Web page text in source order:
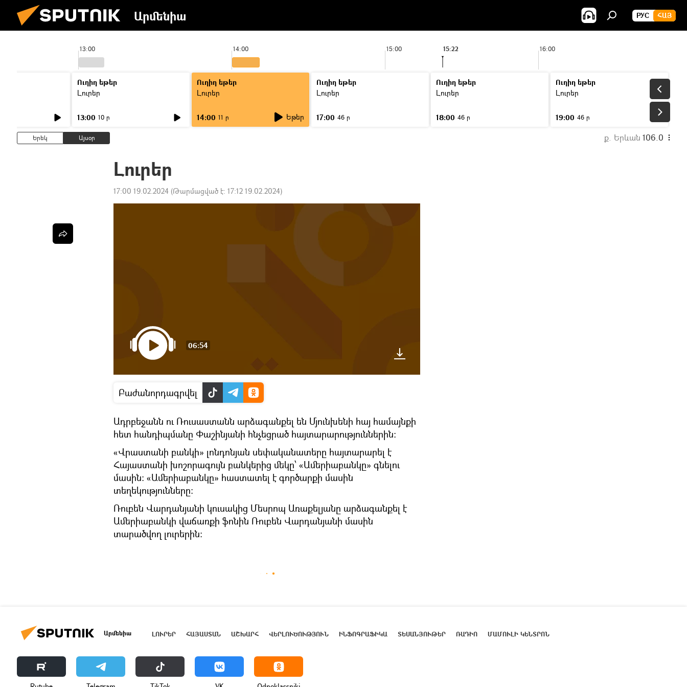
Արմենիա РУС ՀԱՅ
13:00 14:00 15:00 16:00
15:22
Ուղիղ եթեր
Լուրեր
13:00 10 ր
Ուղիղ եթեր
Լուրեր
14:00 11 ր Եթեր
Ուղիղ եթեր
Լուրեր
17:00 46 ր
Ուղիղ եթեր
Լուրեր
18:00 46 ր
Ուղիղ եթեր
Լուրեր
19:00 46 ր
Երեկ Այսօր ք. Երևան 106.0
Լուրեր
17:00 19.02.2024 (Թարմացված է: 17:12 19.02.2024)
06:54
Բաժանորդագրվել
Ադրբեջանն ու Ռուսաստանն արձագանքել են Մյունխենի հայ համայնքի
հետ հանդիպմանը Փաշինյանի հնչեցրած հայտարարություններին։
«Վրաստանի բանկի» լոնդոնյան սեփականատերը հայտարարել է
Հայաստանի խոշորագույն բանկերից մեկը՝ «Ամերիաբանկը» գնելու
մասին։ «Ամերիաբանկը» հաստատել է գործարքի մասին
տեղեկությունները։
Ռուբեն Վարդանյանի կուսակից Մեսրոպ Առաքելյանը արձագանքել է
Ամերիաբանկի վաճառքի ֆոնին Ռուբեն Վարդանյանի մասին
տարածվող լուրերին։
Արմենիա ԼՈՒՐԵՐ ՀԱՅԱՍՏԱՆ ԱՇԽԱՐՀ ՎԵՐԼՈՒԾՈՒԹՅՈՒՆ ԻՆՖՈԳՐԱՖԻԿԱ ՏԵՍԱՆՅՈՒԹԵՐ ՌԱԴԻՈ ՄԱՄՈՒԼԻ ԿԵՆՏՐՈՆ